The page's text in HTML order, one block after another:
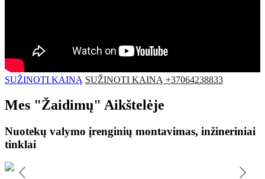
SUŽINOTI KAINĄ SUŽINOTI KAINĄ +37064238833
Mes "Žaidimų" Aikštelėje
Nuotekų valymo įrenginių montavimas, inžineriniai
tinklai